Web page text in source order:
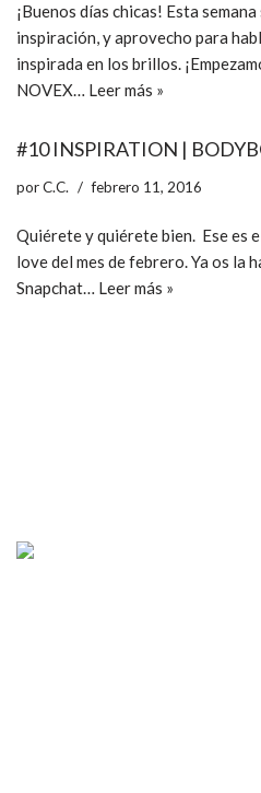
¡Buenos días chicas! Esta
inspiración, y aprovecho para
inspirada en los brillos.
NOVEX… Leer más »
#10 INSPIRATION |
porC.C. febrero 11, 2016
Quiérete y quiérete bien. Ese es
love del mes de febrero. Ya os la
Snapchat… Leer más »